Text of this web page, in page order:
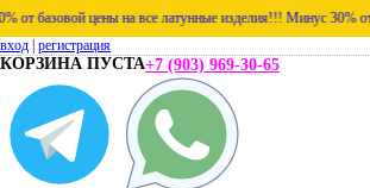
цены на все латунные изделия!!! Минус 30% от базовой
вход регистрация
КОРЗИНА ПУСТА+7 (903) 969-30-65